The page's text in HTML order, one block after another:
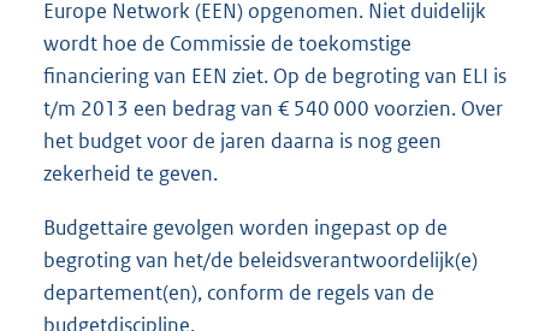
Europe Network (EEN) opgenomen. Niet duidelijk
wordt hoe de Commissie de toekomstige
financiering van EEN ziet. Op de begroting van ELI is
t/m 2013 een bedrag van € 540 000 voorzien. Over
het budget voor de jaren daarna is nog geen
zekerheid te geven.
Budgettaire gevolgen worden ingepast op de
begroting van het/de beleidsverantwoordelijk(e)
departement(en), conform de regels van de
budgetdiscipline.